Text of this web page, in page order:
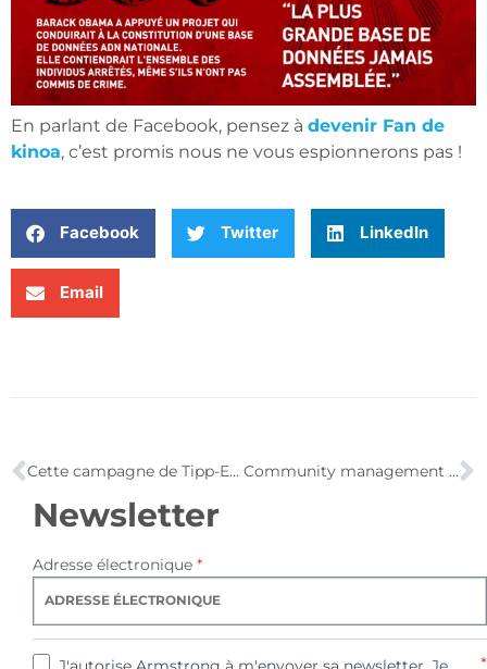
En parlant de Facebook, pensez à devenir Fan de
kinoa, c’est promis nous ne vous espionnerons pas !
Facebook Twitter LinkedIn
Email
Cette campagne de Tipp-Ex est géniale : « A hunter shoots a bear! » Community management : comment faire des communautés web les meilleures alliées des marques ?
Newsletter
Adresse électronique *
*